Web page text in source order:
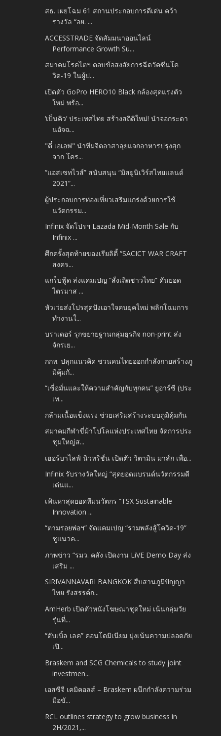
สธ. เผยโฉม 61 สถานประกอบการดีเด่น คว้า
รางวัล “อย. ...
ACCESSTRADE จัดสัมมนาออนไลน์
Performance Growth Su...
สมาคมโรคไตฯ ตอบข้อสงสัยการฉีดวัคซีนโค
วิด-19 ในผู้ป...
เปิดตัว GoPro HERO10 Black กล้องสุดแรงตัว
ใหม่ พร้อ...
‘เบ็นคิว’ ประเทศไทย สร้างสถิติใหม่! นำจอกระดา
นอัจฉ...
"ตี๋ เอเอฟ" นำทีมจิตอาสาลุยแจกอาหารปรุงสุก
จาก โคร...
“แอสเซทไวส์” สนับสนุน “มิสยูนิเวิร์สไทยแลนด์
2021”...
ผู้ประกอบการท่องเที่ยวเสริมแกร่งด้วยการใช้
นวัตกรรม...
Infinix จัดโปรฯ Lazada Mid-Month Sale กับ
Infinix ...
ศึกครั้งสุดท้ายของเรียลิตี้ “SACICT WAR CRAFT
สงคร...
แกร็บฟู้ด ส่งแคมเปญ “สั่งเถิดชาวไทย” ดันยอด
ไตรมาส ...
หัวเว่ยส่งโปรสุดปังเอาใจคนยุคใหม่ พลิกโฉมการ
ทำงานใ...
บราเดอร์ รุกขยายฐานกลุ่มธุรกิจ non-print ส่ง
จักรเย...
กกท. ปลุกแนวคิด ชวนคนไทยออกกำลังกายสร้างภู
มิคุ้มกั...
“เชื่อมั่นและให้ความสำคัญกับทุกคน” ยูอาร์ซี (ประ
เท...
กล้ามเนื้อแข็งแรง ช่วยเสริมสร้างระบบภูมิคุ้มกัน
สมาคมกีฬาขี่ม้าโปโลแห่งประเทศไทย จัดการประ
ชุมใหญ่ส...
เฮอร์บาไลฟ์ นิวทริชั่น เปิดตัว วิตามิน มาส์ก เพื่อ...
Infinix รับรางวัลใหญ่ “สุดยอดแบรนด์นวัตกรรมดี
เด่นแ...
เฟ้นหาสุดยอดทีมนวัตกร “TSX Sustainable
Innovation ...
“ตามรอยพ่อฯ” จัดแคมเปญ “รวมพลังสู้โควิด-19”
ชูแนวค...
ภาพข่าว “รมว. คลัง เปิดงาน LiVE Demo Day ส่ง
เสริม ...
SIRIVANNAVARI BANGKOK สืบสานภูมิปัญญา
ไทย รังสรรค์ก...
AmHerb เปิดตัวหนังโฆษณาชุดใหม่ เน้นกลุ่มวัย
รุ่นที่...
“ดับเบิ้ล เลค” คอนโดมิเนียม มุ่งเน้นความปลอดภัย
เปิ...
Braskem and SCG Chemicals to study joint
investmen...
เอสซีจี เคมิคอลส์ – Braskem ผนึกกำลังความร่วม
มือขั...
RCL outlines strategy to grow business in
2H/2021,...